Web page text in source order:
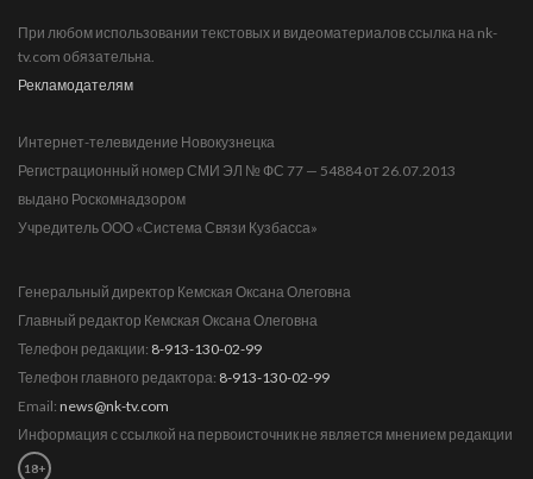
При любом использовании текстовых и видеоматериалов ссылка на nk-
tv.com обязательна.
Рекламодателям
Интернет-телевидение Новокузнецка
Регистрационный номер СМИ ЭЛ № ФС 77 — 54884 от 26.07.2013
выдано Роскомнадзором
Учредитель ООО «Система Связи Кузбасса»
Генеральный директор Кемская Оксана Олеговна
Главный редактор Кемская Оксана Олеговна
Телефон редакции: 8-913-130-02-99
Телефон главного редактора: 8-913-130-02-99
Email: news@nk-tv.com
Информация с ссылкой на первоисточник не является мнением редакции
18+